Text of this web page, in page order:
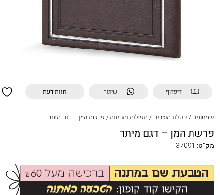
דיפדוף שיתוף חוות דעת
שמחונים / קטלוג מוצרים / תפילות ותחינות/ פרשת המן – דגם מיתר
פרשת המן – דגם מיתר
מק"ט: 37091